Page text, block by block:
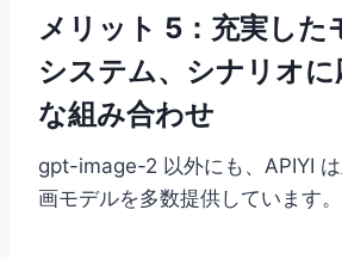
メリット 5：充実した
システム、シナリオ
な組み合わせ
gpt-image-2 以外にも、APIYI
画モデルを多数提供しています。